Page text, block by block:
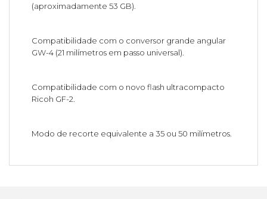
(aproximadamente 53 GB).
Compatibilidade com o conversor grande angular
GW-4 (21 milímetros em passo universal).
Compatibilidade com o novo flash ultracompacto
Ricoh GF-2.
Modo de recorte equivalente a 35 ou 50 milímetros.